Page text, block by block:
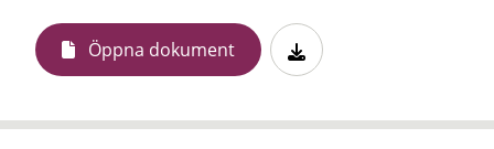
Öppna dokument